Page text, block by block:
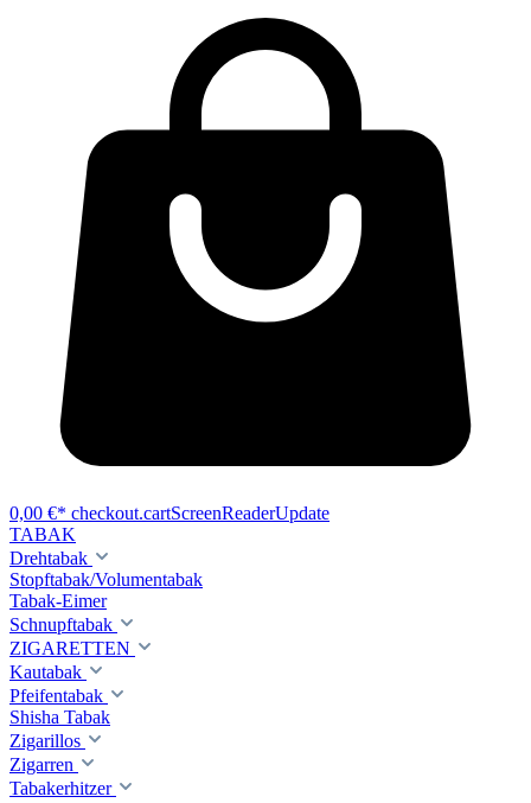
0,00 €* checkout.cartScreenReaderUpdate
TABAK
Drehtabak
Stopftabak/Volumentabak
Tabak-Eimer
Schnupftabak
ZIGARETTEN
Kautabak
Pfeifentabak
Shisha Tabak
Zigarillos
Zigarren
Tabakerhitzer